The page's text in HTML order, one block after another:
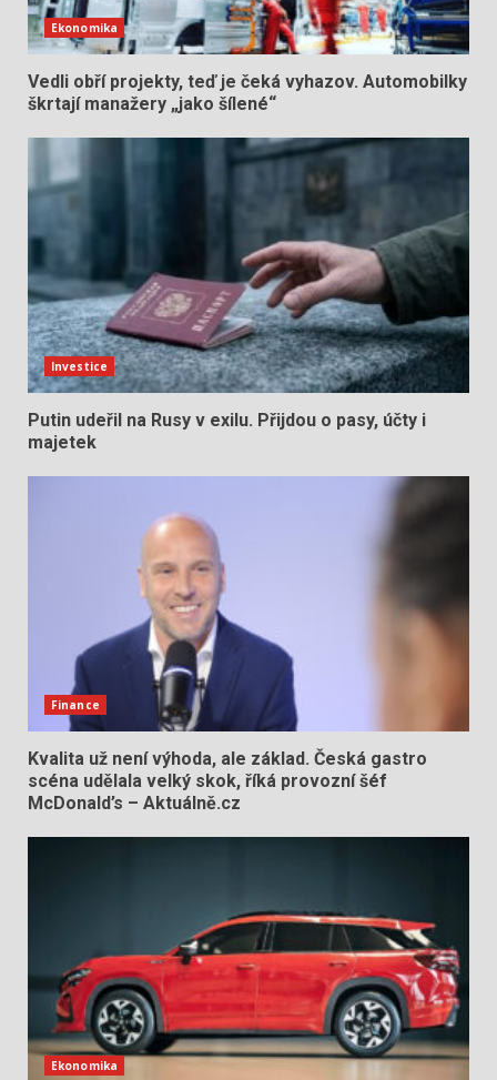
Ekonomika
Vedli obří projekty, teď je čeká vyhazov. Automobilky
škrtají manažery „jako šílené“
Investice
Putin udeřil na Rusy v exilu. Přijdou o pasy, účty i
majetek
Finance
Kvalita už není výhoda, ale základ. Česká gastro
scéna udělala velký skok, říká provozní šéf
McDonald’s – Aktuálně.cz
Ekonomika